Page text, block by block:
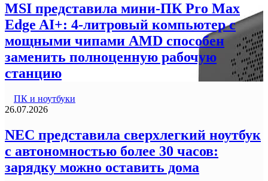
MSI представила мини-ПК Pro Max
Edge AI+: 4-литровый компьютер с
мощными чипами AMD способен
заменить полноценную рабочую
станцию
ПК и ноутбуки
26.07.2026
NEC представила сверхлегкий ноутбук
с автономностью более 30 часов:
зарядку можно оставить дома